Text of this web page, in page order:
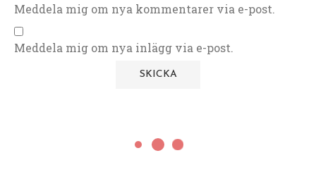
Meddela mig om nya kommentarer via e-post.
Meddela mig om nya inlägg via e-post.